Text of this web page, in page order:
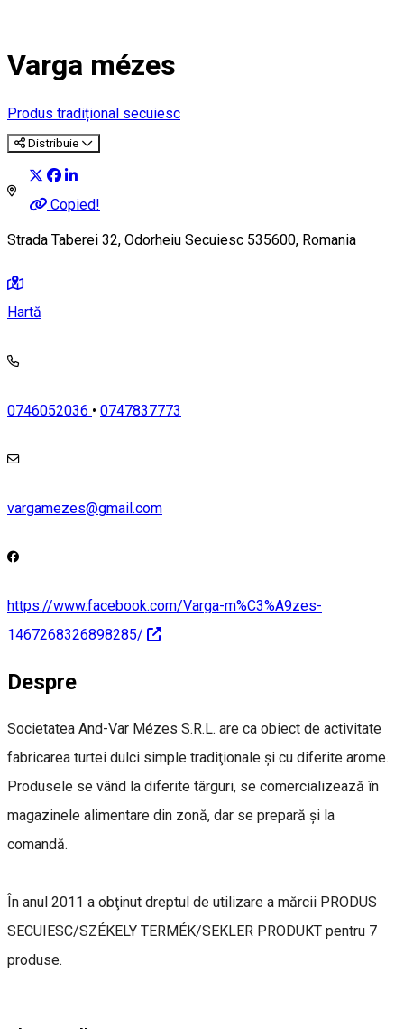
Varga mézes
Produs tradițional secuiesc
Distribuie
Copied!
Strada Taberei 32, Odorheiu Secuiesc 535600, Romania
Hartă
0746052036 • 0747837773
vargamezes@gmail.com
https://www.facebook.com/Varga-m%C3%A9zes-
1467268326898285/
Despre
Societatea And-Var Mézes S.R.L. are ca obiect de activitate
fabricarea turtei dulci simple tradiţionale şi cu diferite arome.
Produsele se vând la diferite târguri, se comercializează în
magazinele alimentare din zonă, dar se prepară şi la
comandă.
În anul 2011 a obţinut dreptul de utilizare a mărcii PRODUS
SECUIESC/SZÉKELY TERMÉK/SEKLER PRODUKT pentru 7
produse.